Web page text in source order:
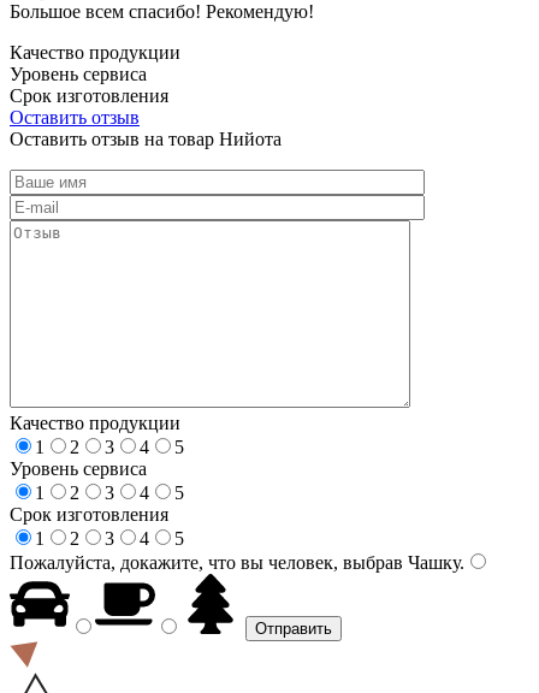
Большое всем спасибо! Рекомендую!
Качество продукции
Уровень сервиса
Срок изготовления
Оставить отзыв
Оставить отзыв на товар Нийота
Качество продукции
1
2 3 4
5
Уровень сервиса
1
2 3 4
5
Срок изготовления
1
2 3 4
5
Пожалуйста, докажите, что вы человек, выбрав Чашку.